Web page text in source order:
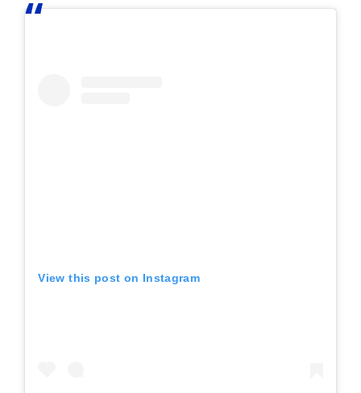
View this post on Instagram